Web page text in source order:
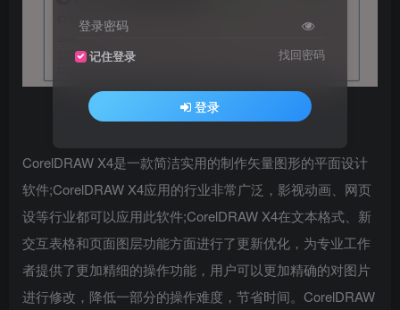
CorelDRAW X4是一款简洁实用的制作矢量图形的平面设计
软件;CorelDRAW X4应用的行业非常广泛，影视动画、网页
设等行业都可以应用此软件;CorelDRAW X4在文本格式、新
交互表格和页面图层功能方面进行了更新优化，为专业工作
者提供了更加精细的操作功能，用户可以更加精确的对图片
进行修改，降低一部分的操作难度，节省时间。CorelDRAW
登录密码
记住登录 找回密码
登录